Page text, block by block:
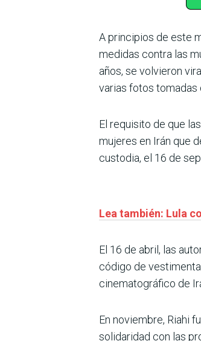
A principios de este
medidas contra las
años, se volvieron
varias fotos tomadas
El requisito de que
mujeres en Irán que
custodia, el 16 de
Lea también: Lula
El 16 de abril, las
código de
cinematográfico de
En noviembre, Riahi
solidaridad con las